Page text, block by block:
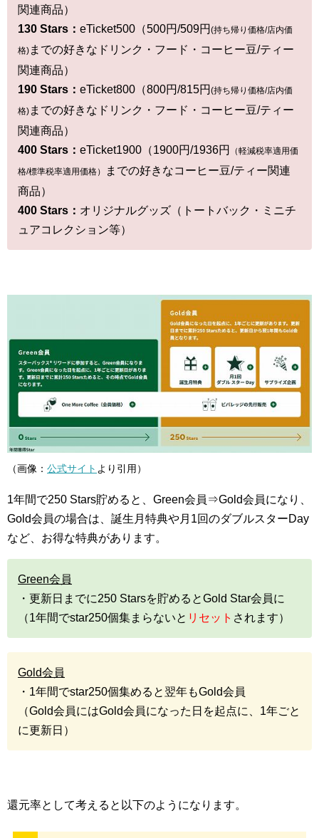
関連商品）
130 Stars： eTicket500（500円/509円 (持ち帰り価格/店内価
格) までの好きなドリンク・フード・コーヒー豆/ティー
関連商品）
190 Stars： eTicket800（800円/815円 (持ち帰り価格/店内価
格) までの好きなドリンク・フード・コーヒー豆/ティー
関連商品）
400 Stars： eTicket1900（1900円/1936円 （軽減税率適用価
格/標準税率適用価格）
までの好きなコーヒー豆/ティー関連
商品）
400 Stars： オリジナルグッズ（トートバック・ミニチ
ュアコレクション等）
（画像： 公式サイト より引用）
1年間で250 Stars貯めると、Green会員⇒Gold会員になり、
Gold会員の場合は、誕生月特典や月1回のダブルスターDay
など、お得な特典があります。
Green会員
・更新日までに250 Starsを貯めるとGold Star会員に
（1年間でstar250個集まらないと リセット されます）
Gold会員
・1年間でstar250個集めると翌年もGold会員
（Gold会員にはGold会員になった日を起点に、1年ごと
に更新日）
還元率として考えると以下のようになります。